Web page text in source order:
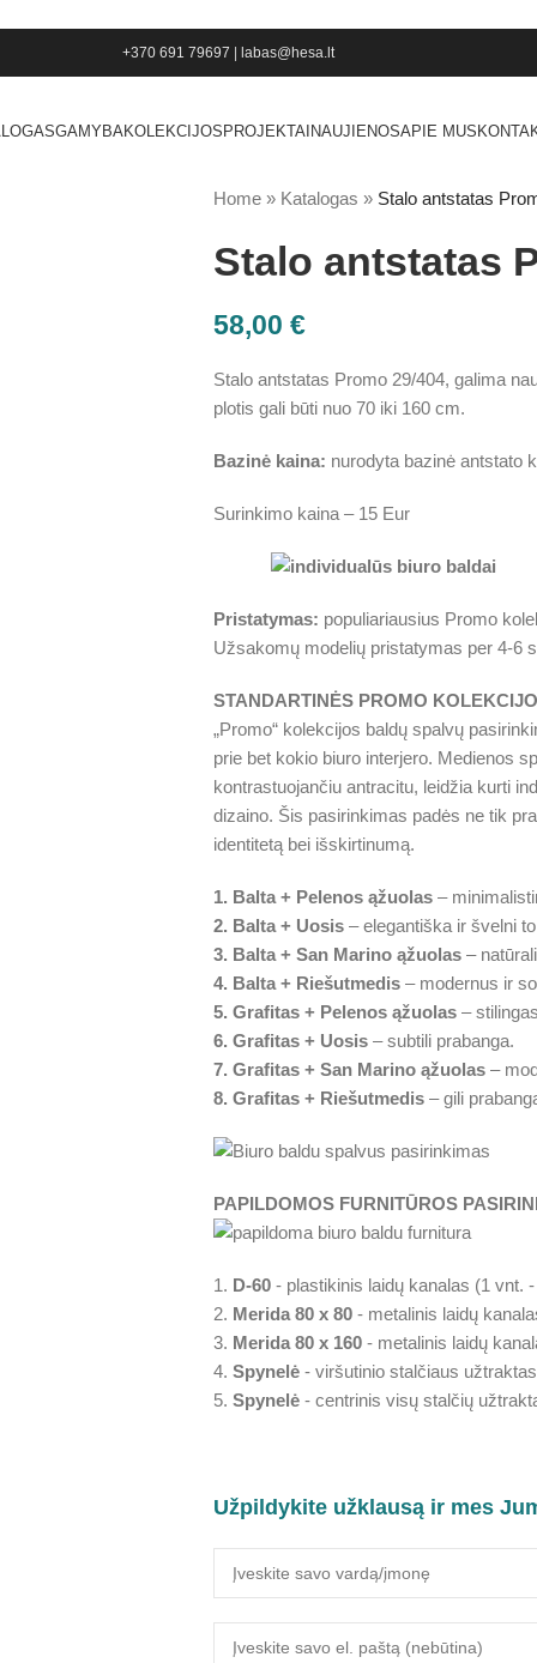
+370 691 79697 labas@hesa.lt
GAMYBAKOLEKCIJOSPROJEKTAINAUJIENOSAPIE MUS
Home» Katalogas » Stalo antstatas
Stalo antstatas
58,00 €
Stalo antstatas Promo 29/404, galima
plotis gali būti nuo 70 iki 160 cm.
Bazinė kaina: nurodyta bazinė antstato
Surinkimo kaina – 15 Eur
Pristatymas: populiariausius Promo
Užsakomų modelių pristatymas per 4-6
STANDARTINĖS PROMO
„Promo“ kolekcijos baldų spalvų
prie bet kokio biuro interjero. Medienos
kontrastuojančiu antracitu, leidžia kurti
dizaino. Šis pasirinkimas padės ne tik
identitetą bei išskirtinumą.
1. Balta + Pelenos ąžuolas–
2. Balta + Uosis– elegantiška ir švelni
3. Balta + San Marino ąžuolas–
4. Balta + Riešutmedis– modernus ir
5. Grafitas + Pelenos ąžuolas–
6. Grafitas + Uosis– subtili prabanga.
7. Grafitas + San Marino ąžuolas–
8. Grafitas + Riešutmedis– gili
PAPILDOMOS FURNITŪROS
1. D-60- plastikinis laidų kanalas (1 vnt.
2. Merida 80 x 80- metalinis laidų
3. Merida 80 x 160- metalinis laidų
4. Spynelė- viršutinio stalčiaus
5. Spynelė- centrinis visų stalčių
Užpildykite užklausą ir mes